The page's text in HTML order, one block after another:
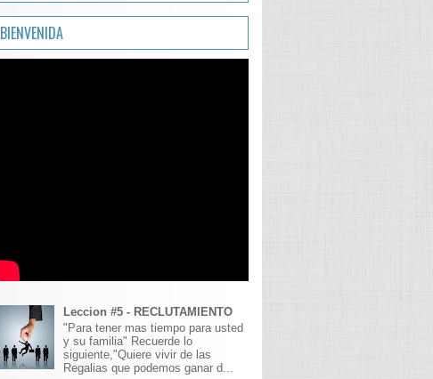
BIENVENIDA
Leccion #5 - RECLUTAMIENTO
"Para tener mas tiempo para usted
y su familia" Recuerde lo
siguiente,"Quiere vivir de las
Regalias que podemos ganar d...